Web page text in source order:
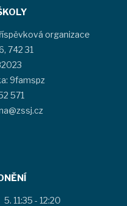
organizace
742 31
9famspz
571
11:35 - 12:20